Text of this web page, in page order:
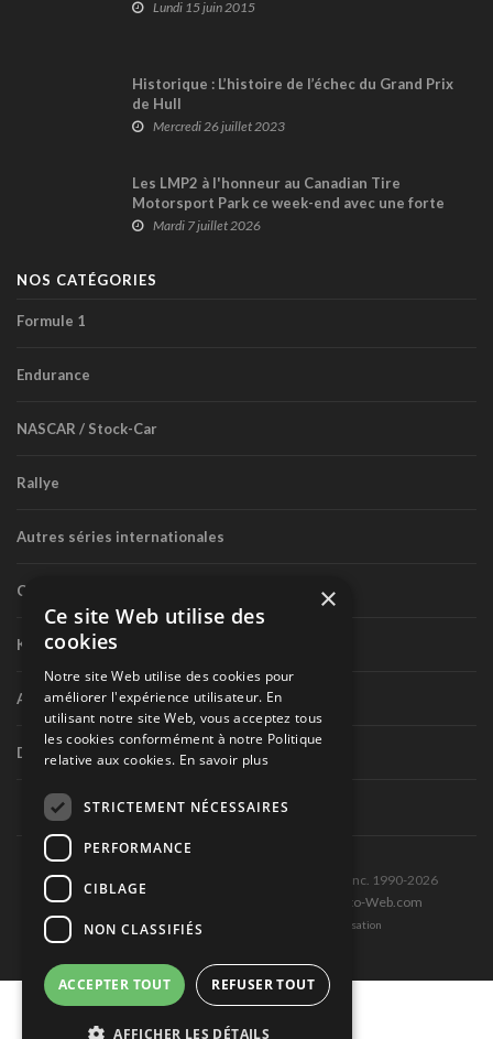
Lundi 15 juin 2015
Historique : L’histoire de l’échec du Grand Prix
de Hull
Mercredi 26 juillet 2023
Les LMP2 à l'honneur au Canadian Tire
Motorsport Park ce week-end avec une forte
présence canadienne
Mardi 7 juillet 2026
NOS CATÉGORIES
Formule 1
Endurance
NASCAR / Stock-Car
Rallye
Autres séries internationales
Circuit routier canadien
Karting
Autres séries nationales
Divers
Tous droits réservés © Les Éditions Pole-Position inc. 1990-2026
Ce site est produit et hébergé par Montréal-Photo-Web.com
Politique de confidentialité et Conditions d’utilisation
×
Ce site Web utilise des
cookies
Notre site Web utilise des cookies pour
améliorer l'expérience utilisateur. En
utilisant notre site Web, vous acceptez tous
les cookies conformément à notre Politique
relative aux cookies. En savoir plus
STRICTEMENT NÉCESSAIRES
PERFORMANCE
CIBLAGE
NON CLASSIFIÉS
ACCEPTER TOUT REFUSER TOUT
AFFICHER LES DÉTAILS